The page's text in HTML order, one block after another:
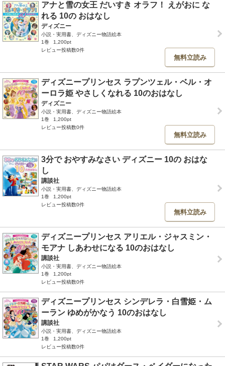
アナと雪の女王 だいすき オラフ！ えがおに な
れる 10の おはなし
ディズニー
小説・実用書、ディズニー物語絵本
1巻
1,200pt
レビュー投稿数0件
無料立読み
ディズニープリンセス ラプンツェル・ベル・オ
ーロラ姫 やさしくなれる 10のおはなし
ディズニー
小説・実用書、ディズニー物語絵本
1巻
1,200pt
レビュー投稿数0件
無料立読み
3分で おやすみなさい ディズニー 10の おはな
し
講談社
小説・実用書、ディズニー物語絵本
1巻
1,200pt
レビュー投稿数0件
無料立読み
ディズニープリンセス アリエル・ジャスミン・
モアナ しあわせになる 10のおはなし
講談社
小説・実用書、ディズニー物語絵本
1巻
1,200pt
レビュー投稿数0件
ディズニープリンセス シンデレラ・白雪姫・ム
ーラン ゆめがかなう 10のおはなし
講談社
小説・実用書、ディズニー物語絵本
1巻
1,200pt
レビュー投稿数0件